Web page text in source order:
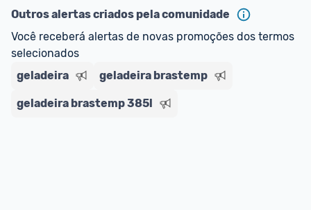
Outros alertas criados pela comunidade
Você receberá alertas de novas promoções dos termos
selecionados
geladeira
geladeira brastemp
geladeira brastemp 385l